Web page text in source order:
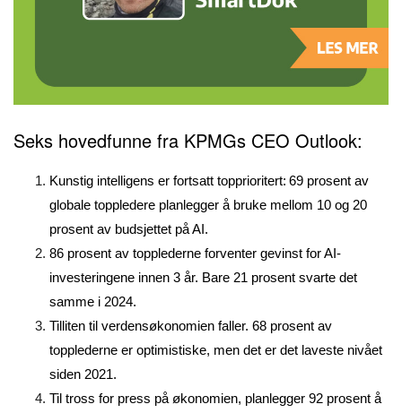
Seks hovedfunne fra KPMGs CEO Outlook:
Kunstig intelligens er fortsatt topprioritert: 69 prosent av
globale toppledere planlegger å bruke mellom 10 og 20
prosent av budsjettet på AI.
86 prosent av topplederne forventer gevinst for AI-
investeringene innen 3 år. Bare 21 prosent svarte det
samme i 2024.
Tilliten til verdensøkonomien faller. 68 prosent av
topplederne er optimistiske, men det er det laveste nivået
siden 2021.
Til tross for press på økonomien, planlegger 92 prosent å